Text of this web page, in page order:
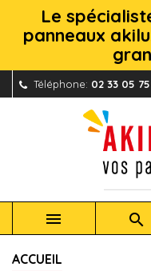
Le
panneaux
Téléphone: 02 33 05
 
ACCUEIL